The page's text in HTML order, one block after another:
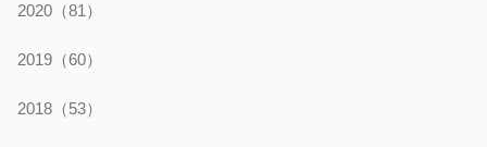
2020 （81）
2019 （60）
2018 （53）